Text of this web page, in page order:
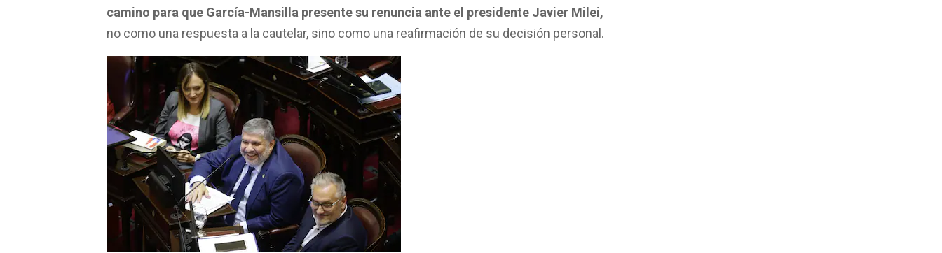
camino para que García-Mansilla presente su renuncia ante el presidente Javier Milei,
no como una respuesta a la cautelar, sino como una reafirmación de su decisión personal.